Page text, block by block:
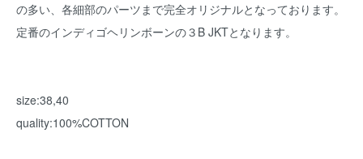
の多い、各細部のパーツまで完全オリジナルとなっております。
定番のインディゴヘリンボーンの３B JKTとなります。
size:38,40
quality:100%COTTON